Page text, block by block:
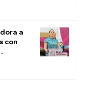
a
con